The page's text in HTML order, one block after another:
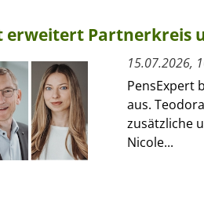
erweitert Partnerkreis
15.07.2026,
PensExpert
aus.
zusätzliche
Nicole...